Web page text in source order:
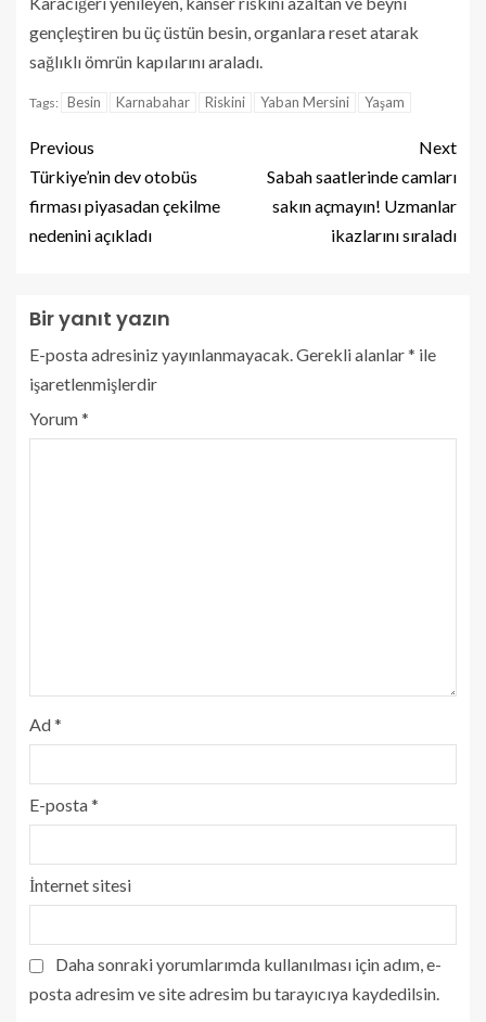
gençleştiren bu üç üstün besin, organlara reset atarak
sağlıklı ömrün kapılarını araladı.
Tags: Besin Karnabahar Riskini Yaban Mersini Yaşam
Previous
Türkiye’nin dev otobüs
firması piyasadan çekilme
nedenini açıkladı
Next
Sabah saatlerinde camları
sakın açmayın! Uzmanlar
ikazlarını sıraladı
Bir yanıt yazın
E-posta adresiniz yayınlanmayacak. Gerekli alanlar* ile
işaretlenmişlerdir
Yorum*
Ad*
E-posta*
İnternet sitesi
Daha sonraki yorumlarımda kullanılması için adım, e-
posta adresim ve site adresim bu tarayıcıya kaydedilsin.